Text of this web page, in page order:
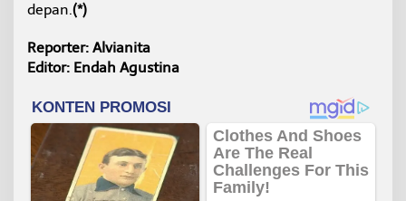
depan.(*)
Reporter: Alvianita
Editor: Endah Agustina